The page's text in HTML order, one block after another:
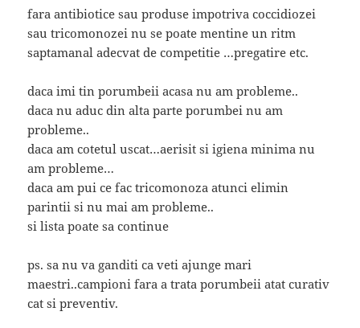
fara antibiotice sau produse impotriva coccidiozei
sau tricomonozei nu se poate mentine un ritm
saptamanal adecvat de competitie …pregatire etc.
daca imi tin porumbeii acasa nu am probleme..
daca nu aduc din alta parte porumbei nu am
probleme..
daca am cotetul uscat…aerisit si igiena minima nu
am probleme…
daca am pui ce fac tricomonoza atunci elimin
parintii si nu mai am probleme..
si lista poate sa continue
ps. sa nu va ganditi ca veti ajunge mari
maestri..campioni fara a trata porumbeii atat curativ
cat si preventiv.